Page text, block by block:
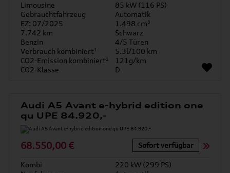
Limousine
85 kW (116 PS)
Gebrauchtfahrzeug
Automatik
EZ: 07/2025
1.498 cm³
7.742 km
Schwarz
Benzin
4/5 Türen
Verbrauch kombiniert¹
5.3l/100 km
CO2-Emission kombiniert¹
121g/km
CO2-Klasse
D
Audi A5 Avant e-hybrid edition one
qu UPE 84.920,-
68.550,00 € Sofort verfügbar
Kombi
220 kW (299 PS)